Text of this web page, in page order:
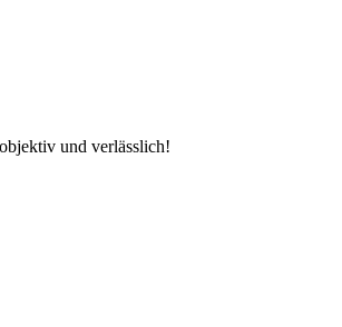
und verlässlich!